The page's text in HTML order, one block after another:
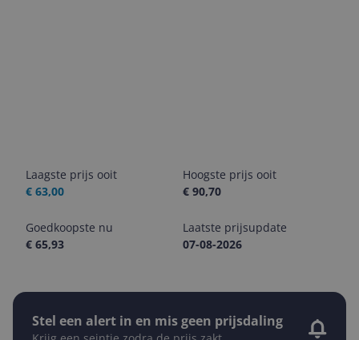
Laagste prijs ooit
€ 63,00
Hoogste prijs ooit
€ 90,70
Goedkoopste nu
€ 65,93
Laatste prijsupdate
07-08-2026
Stel een alert in en mis geen prijsdaling